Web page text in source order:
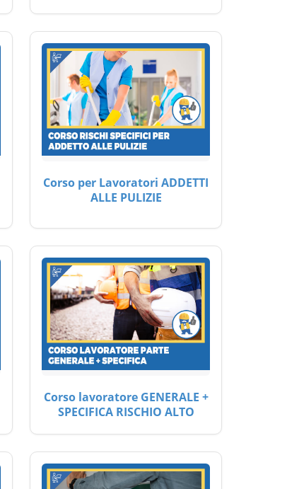
Corso per Lavoratori ADDETTI
ALLE PULIZIE
Corso lavoratore GENERALE +
SPECIFICA RISCHIO ALTO